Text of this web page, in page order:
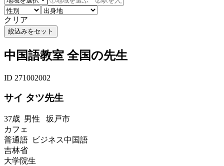
クリア
中国語教室 全国の先生
ID 271002002
サイ タツ先生
37歳 男性 坂戸市
カフェ
普通語 ビジネス中国語
吉林省
大学院生